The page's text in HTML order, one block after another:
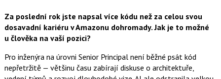
Za poslední rok jste napsal více kódu než za celou svou
dosavadní kariéru v Amazonu dohromady. Jak je to možné
u člověka na vaší pozici?
Pro inženýra na úrovni Senior Principal není běžné psát kód
nepřetržitě — většinu času zabírají diskuse o architektuře,